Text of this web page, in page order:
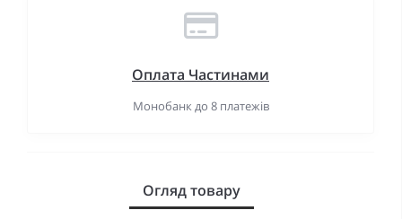
Оплата Частинами
Монобанк до 8 платежів
Огляд товару